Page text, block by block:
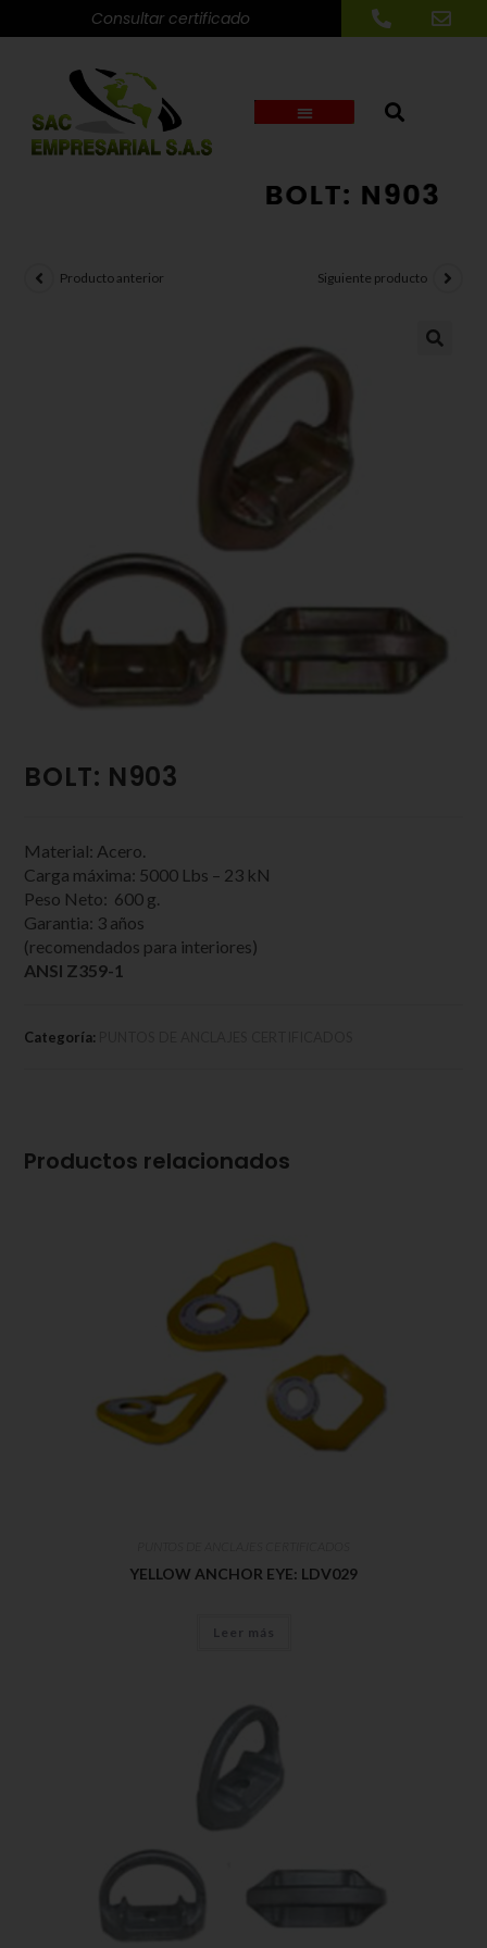
Consultar certificado
BOLT: N903
Producto anterior Siguiente producto
BOLT: N903
Material: Acero.
Carga máxima: 5000 Lbs – 23 kN
Peso Neto: 600 g.
Garantia: 3 años
(recomendados para interiores)
ANSI Z359-1
Categoría:
Productos relacionados
YELLOW ANCHOR EYE: LDV029
Leer más